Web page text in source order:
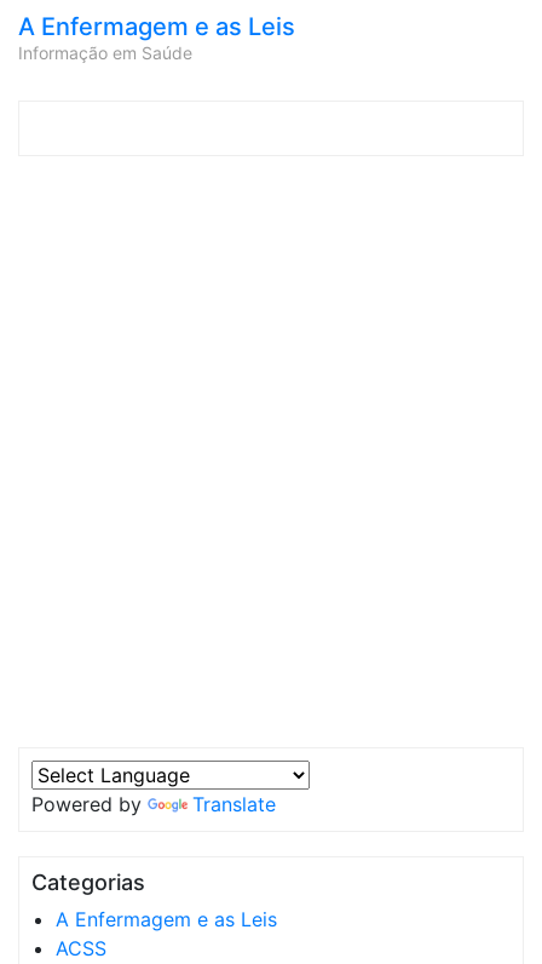
A Enfermagem e as Leis
Informação em Saúde
Powered by Translate
Categorias
A Enfermagem e as Leis
ACSS